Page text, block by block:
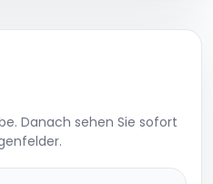
Danach sehen Sie sofort